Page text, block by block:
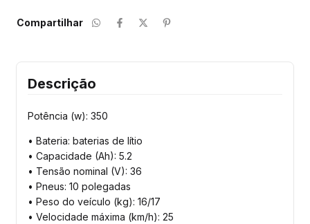
Compartilhar
Descrição
Potência (w): 350
• Bateria: baterias de lítio
• Capacidade (Ah): 5.2
• Tensão nominal (V): 36
• Pneus: 10 polegadas
• Peso do veículo (kg): 16/17
• Velocidade máxima (km/h): 25